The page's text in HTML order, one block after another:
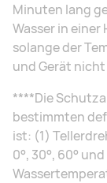
Minuten lang
Wasser in
solange der
und Gerät
****Die
bestimmten
ist: (1)
0°, 30°, 60°